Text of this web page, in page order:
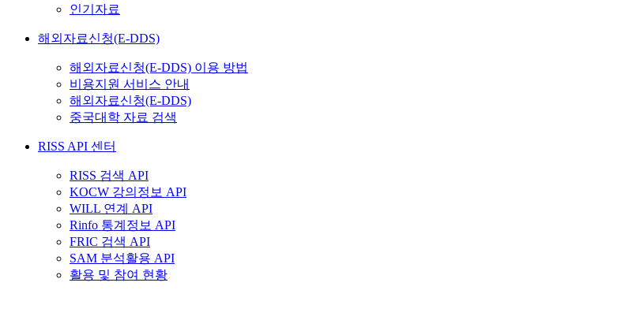
인기자료
해외자료신청(E-DDS)
해외자료신청(E-DDS) 이용 방법
비용지원 서비스 안내
해외자료신청(E-DDS)
중국대학 자료 검색
RISS API 센터
RISS 검색 API
KOCW 강의정보 API
WILL 연계 API
Rinfo 통계정보 API
FRIC 검색 API
SAM 분석활용 API
활용 및 참여 현황